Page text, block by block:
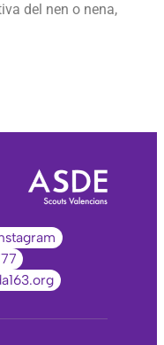
del nen o nena,